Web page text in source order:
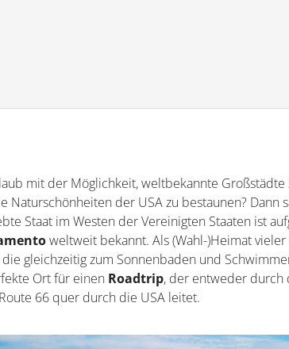
mit der Möglichkeit, weltbekannte
der USA zu bestaunen? Dann
Staat im Westen der Vereinigten Staaten ist
weltweit bekannt. Als (Wahl-)Heimat
gleichzeitig zum Sonnenbaden und
Ort für einen Roadtrip, der entweder durch
66 quer durch die USA leitet.